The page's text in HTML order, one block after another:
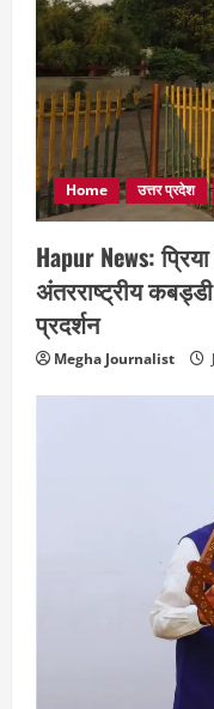
Home उत्तर प्रदेश
Hapur News:
अंतरराष्ट्रीय
प्रदर्शन
Megha Journalist